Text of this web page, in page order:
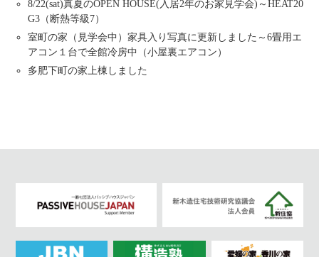
8/22(sat)真夏のOPEN HOUSE(入居2年のお家見学会)～HEAT20
G3（断熱等級7）
室町の家（見学会中）家具入り写真に更新しました～6畳用エ
アコン１台で全館冷房中（小屋裏エアコン）
多肥下町の家上棟しました